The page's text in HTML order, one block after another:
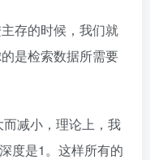
存的时候，我们就
是检索数据所需要
减小，理论上，我
度是1。这样所有的